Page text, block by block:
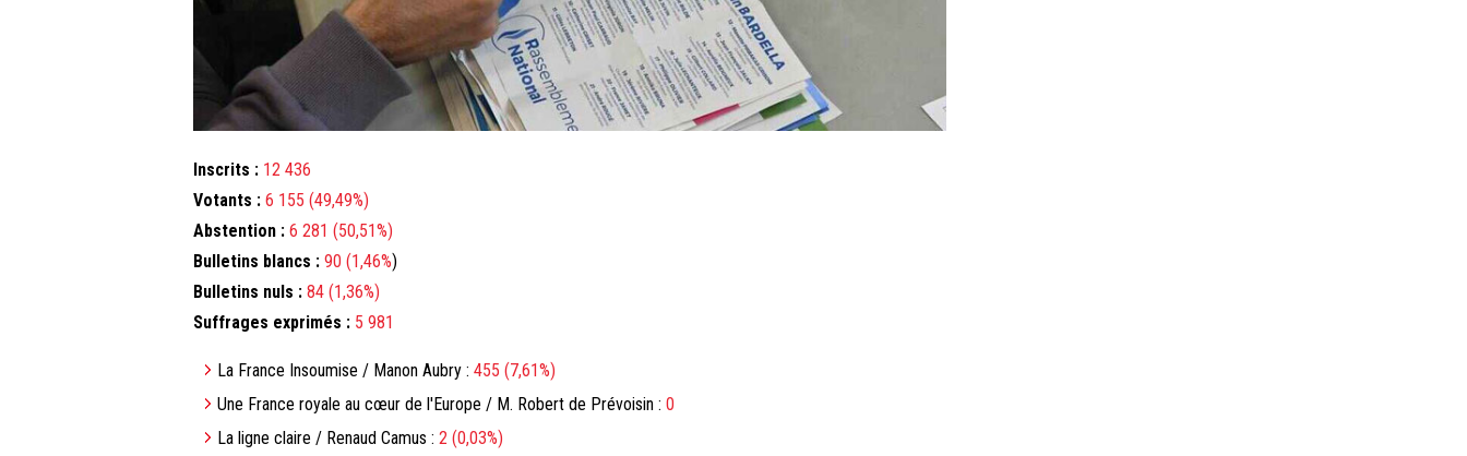
Inscrits : 12 436
Votants : 6 155 (49,49%)
Abstention : 6 281 (50,51%)
Bulletins blancs : 90 (1,46%)
Bulletins nuls : 84 (1,36%)
Suffrages exprimés : 5 981
La France Insoumise / Manon Aubry : 455 (7,61%)
Une France royale au cœur de l'Europe / M. Robert de Prévoisin : 0
La ligne claire / Renaud Camus : 2 (0,03%)